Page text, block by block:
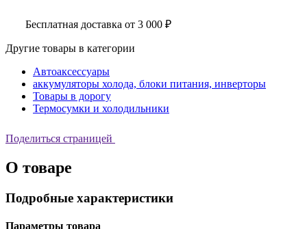
Бесплатная доставка от 3 000 ₽
Другие товары в категории
Автоаксессуары
аккумуляторы холода, блоки питания, инверторы
Товары в дорогу
Термосумки и холодильники
Поделиться страницей
О товаре
Подробные характеристики
Параметры товара